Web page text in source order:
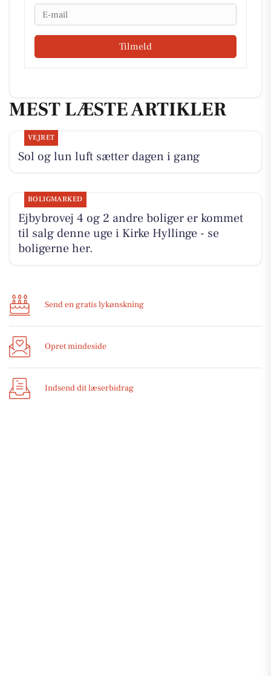
Email
Tilmeld
MEST LÆSTE ARTIKLER
VEJRET
Sol og lun luft sætter dagen i gang
BOLIGMARKED
Ejbybrovej 4 og 2 andre boliger er kommet
til salg denne uge i Kirke Hyllinge - se
boligerne her.
Send en gratis lykønskning
Opret mindeside
Indsend dit læserbidrag